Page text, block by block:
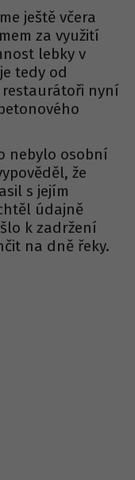
ještě včera
za využití
lebky v
tedy od
restaurátoři nyní
nebylo osobní
že
s jejím
údajně
k zadržení
na dně řeky.